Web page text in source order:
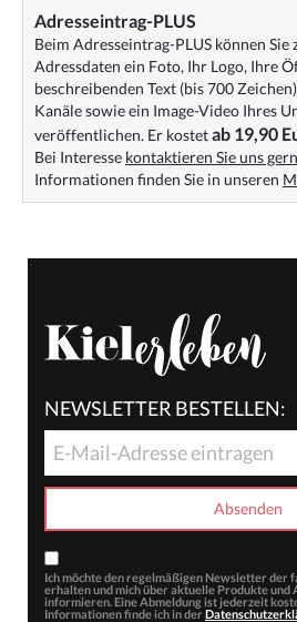
Adresseintrag-PLUS
Beim Adresseintrag-PLUS können Sie
Adressdaten ein Foto, Ihr Logo, Ihre
beschreibenden Text (bis 700
Kanäle sowie ein Image-Video Ihres
veröffentlichen. Er kostetab 19,90
Bei Interesse kontaktieren Sie uns
Informationen finden Sie in unseren
NEWSLETTER BESTELLEN:
Ich möchte den regelmäßigen Newsletter der
erhalten und mich über aktuelle Produkte und
informieren. Eine Abmeldung ist jederzeit
Informationen finde ich in der